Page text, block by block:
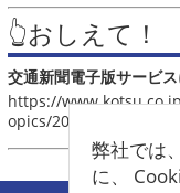
弊社では
に、
👆おしえて！
交通新聞電子版サービ
https://
opics/2021/